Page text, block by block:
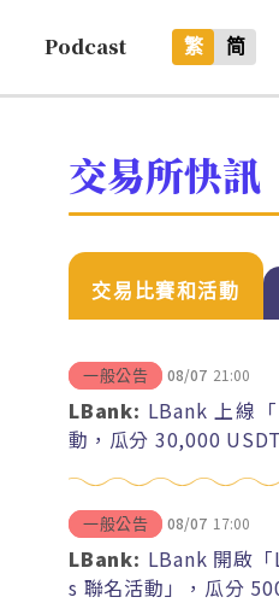
Podcast 繁 简
交易所快訊
交易比賽和活動
一般公告 08/07 21:00
LBank: LBank 上線
動，瓜分 30,000
一般公告 08/07 17:00
LBank: LBank 開啟
s 聯名活動」，瓜分